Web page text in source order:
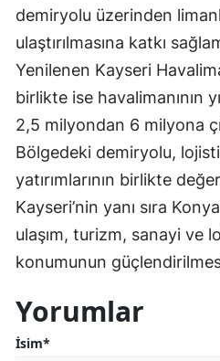
demiryolu üzerinden
ulaştırılmasına katkı
Yenilenen Kayseri
birlikte ise havalimanının
2,5 milyondan 6 milyona
Bölgedeki demiryolu,
yatırımlarının birlikte
Kayseri’nin yanı sıra
ulaşım, turizm, sanayi ve
konumunun
Yorumlar
İsim*